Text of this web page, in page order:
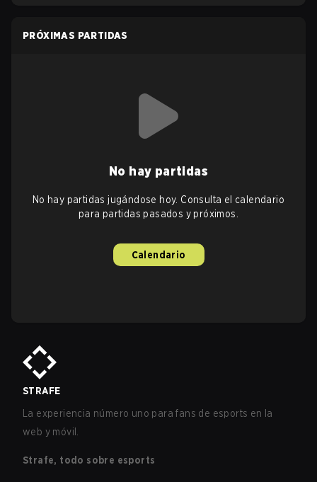
PRÓXIMAS PARTIDAS
No hay partidas
No hay partidas jugándose hoy. Consulta el calendario
para partidas pasados y próximos.
Calendario
STRAFE
La experiencia número uno para fans de esports en la
web y móvil.
Strafe, todo sobre esports